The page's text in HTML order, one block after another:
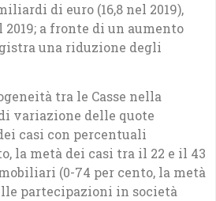
di euro (16,8 nel 2019),
a fronte di un aumento
una riduzione degli
tra le Casse nella
variazione delle quote
casi con percentuali
la metà dei casi tra il 22 e il 43
(0-74 per cento, la metà
partecipazioni in società